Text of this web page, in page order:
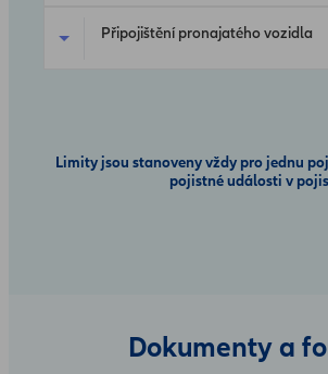
Připojištění pronajatého vozidla
Limity jsou stanoveny vždy pro jednu
pojistné události v
Dokumenty a